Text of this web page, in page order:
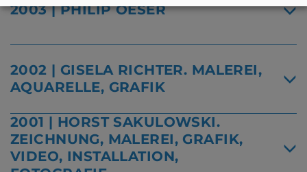
2003 | PHILIP OESER
2002 | GISELA RICHTER. MALEREI,
AQUARELLE, GRAFIK
2001 | HORST SAKULOWSKI.
ZEICHNUNG, MALEREI, GRAFIK,
VIDEO, INSTALLATION,